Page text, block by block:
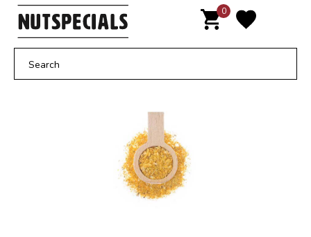
Door
naar
inhoud
0